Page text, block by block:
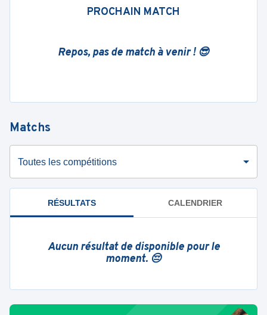
PROCHAIN MATCH
Repos, pas de match à venir ! 😎
Matchs
Toutes les compétitions
RÉSULTATS CALENDRIER
Aucun résultat de disponible pour le
moment. 😔